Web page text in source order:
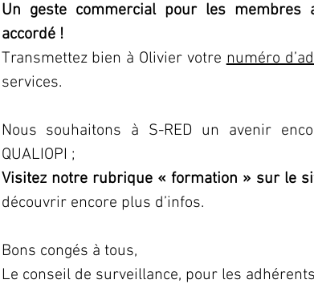
Un geste commercial pour les membres
accordé !
Transmettez bien à Olivier votre numéro
services.
Nous souhaitons à S-RED un avenir
QUALIOPI ;
Visitez notre rubrique « formation » sur le
découvrir encore plus d’infos.
Bons congés à tous,
Le conseil de surveillance, pour les adhérents